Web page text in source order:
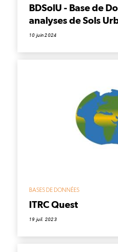
BDSolU - Base de
analyses de Sols
10 juin 2024
BASES DE DONNÉES
ITRC Quest
19 juil. 2023